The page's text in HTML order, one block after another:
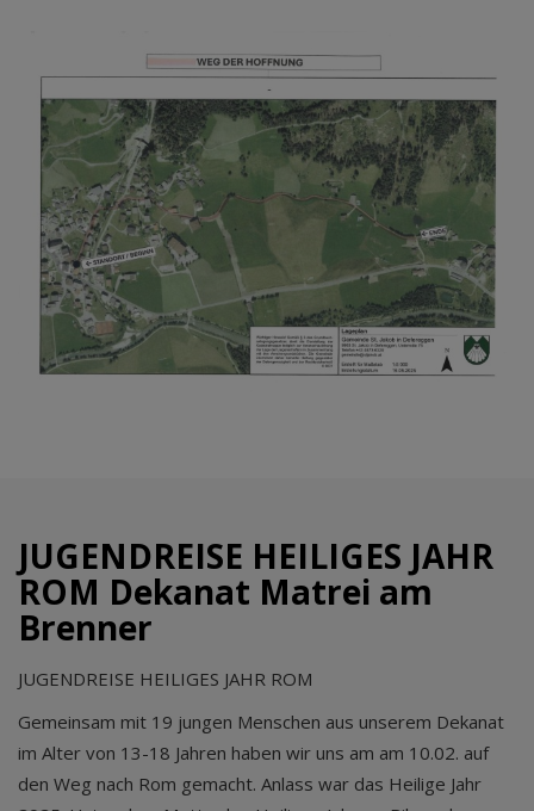
JUGENDREISE HEILIGES JAHR
ROM Dekanat Matrei am
Brenner
JUGENDREISE HEILIGES JAHR ROM
Gemeinsam mit 19 jungen Menschen aus unserem Dekanat
im Alter von 13-18 Jahren haben wir uns am am 10.02. auf
den Weg nach Rom gemacht. Anlass war das Heilige Jahr